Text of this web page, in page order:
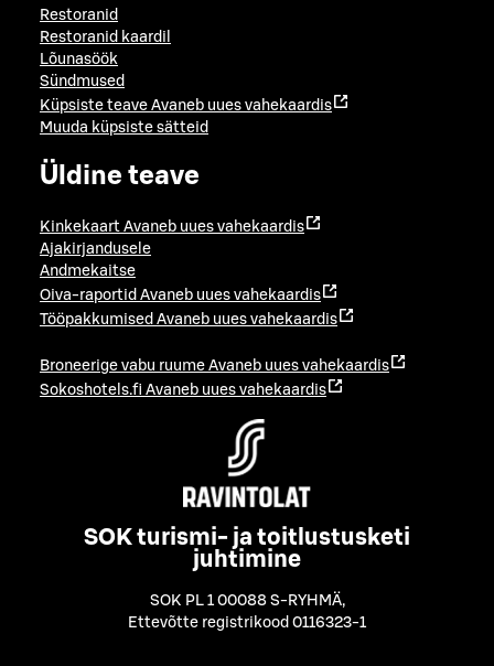
Restoranid
Restoranid kaardil
Lõunasöök
Sündmused
Küpsiste teave Avaneb uues vahekaardis
Muuda küpsiste sätteid
Üldine teave
Kinkekaart Avaneb uues vahekaardis
Ajakirjandusele
Andmekaitse
Oiva-raportid Avaneb uues vahekaardis
Tööpakkumised Avaneb uues vahekaardis
Broneerige vabu ruume Avaneb uues vahekaardis
Sokoshotels.fi Avaneb uues vahekaardis
SOK turismi- ja toitlustusketi
juhtimine
SOK PL 1 00088 S-RYHMÄ,
Ettevõtte registrikood 0116323-1